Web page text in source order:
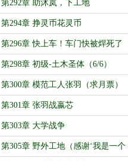
第292章 助沐岚，下工地
第294章 挣灵币花灵币
第296章 快上车！车门快被焊死了
（求月票）
第298章 初级-土木圣体（6/6）
第300章 模范工人张羽（求月票）
第301章 张羽战嬴芯
第303章 大学战争
第305章 野外工地（感谢‘我是一个